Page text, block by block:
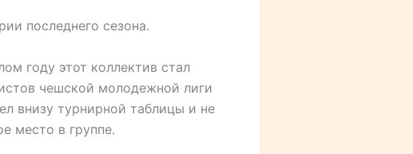
последнего сезона.
году этот коллектив стал
чешской молодежной лиги
внизу турнирной таблицы и не
место в группе.